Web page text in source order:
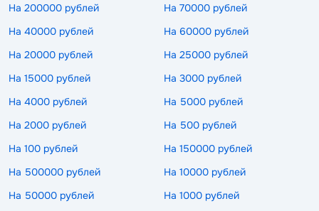
На 200000 рублей
На 70000 рублей
На 40000 рублей
На 60000 рублей
На 20000 рублей
На 25000 рублей
На 15000 рублей
На 3000 рублей
На 4000 рублей
На 5000 рублей
На 2000 рублей
На 500 рублей
На 100 рублей
На 150000 рублей
На 500000 рублей
На 10000 рублей
На 50000 рублей
На 1000 рублей